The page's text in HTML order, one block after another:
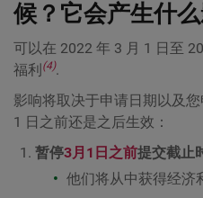
候？它会产生什么
可以在 2022 年 3 月 1 日至
福利 (4).
影响将取决于申请日期以及
1 日之前还是之后生效：
暂停3月1日之前提交截止
他们将从中获得经济